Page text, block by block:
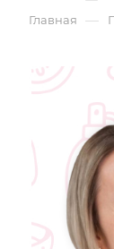
Главная —